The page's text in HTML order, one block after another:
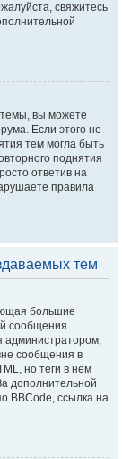
свяжитесь
вы можете
Если этого не
тем могла быть
поднятия
ответив на
правила
тем
большие
сообщения.
администратором,
сообщения в
но теги в нём
дополнительной
BBCode, ссылка на